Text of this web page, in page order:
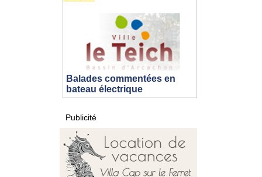
Balades commentées en
bateau électrique
Publicité